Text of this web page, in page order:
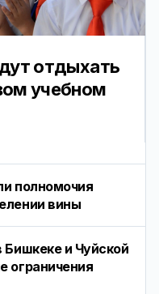
отдыхать
учебном
полномочия
вины
и Чуйской
ограничения